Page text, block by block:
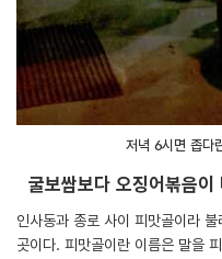
저녁 6시면 좁다
굴보쌈보다 오징어볶음
인사동과 종로 사이 피맛골이라
곳이다. 피맛골이란 이름은 말을